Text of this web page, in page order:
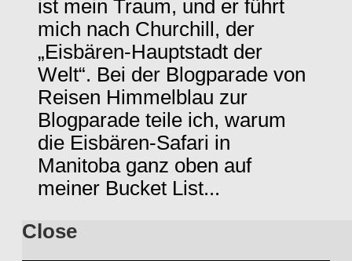
ist mein Traum, und er führt
mich nach Churchill, der
„Eisbären-Hauptstadt der
Welt“. Bei der Blogparade von
Reisen Himmelblau zur
Blogparade teile ich, warum
die Eisbären-Safari in
Manitoba ganz oben auf
meiner Bucket List...
Close